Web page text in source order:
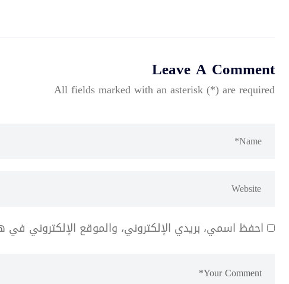
Leave A Comment
All fields marked with an asterisk (*) are required
احفظ اسمي، بريدي الإلكتروني، والموقع الإلكتروني